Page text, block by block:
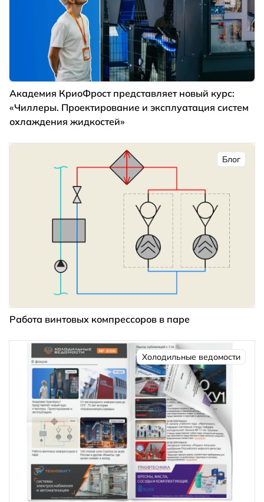
Академия КриоФрост представляет новый курс:
«Чиллеры. Проектирование и эксплуатация систем
охлаждения жидкостей»
Блог
Работа винтовых компрессоров в паре
Холодильные ведомости